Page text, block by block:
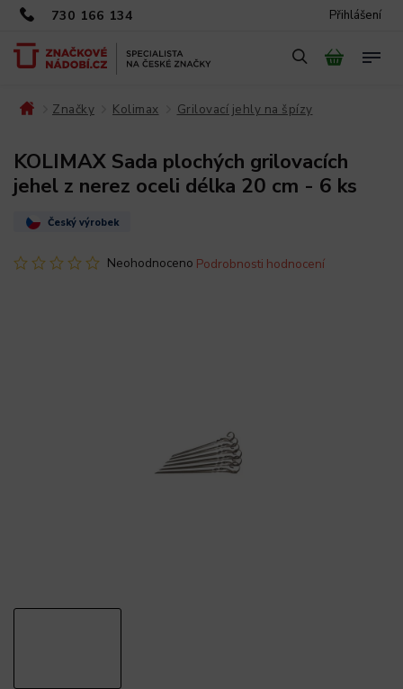
730 166 134 Přihlášení
Značky Kolimax Grilovací jehly na špízy
KOLIMAX Sada plochých grilovacích
jehel z nerez oceli délka 20 cm - 6 ks
Český výrobek
Neohodnoceno Podrobnosti hodnocení